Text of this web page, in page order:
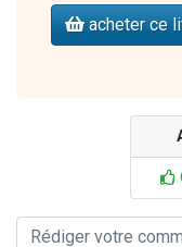
acheter ce